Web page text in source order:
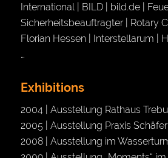
International | BILD | bild.de |
Sicherheitsbeauftragter | Rotary
Florian Hessen | Interstellarum |
…
Exhibitions
2004 | Ausstellung Rathaus
2005 | Ausstellung Praxis Schäfer
2008 | Ausstellung im